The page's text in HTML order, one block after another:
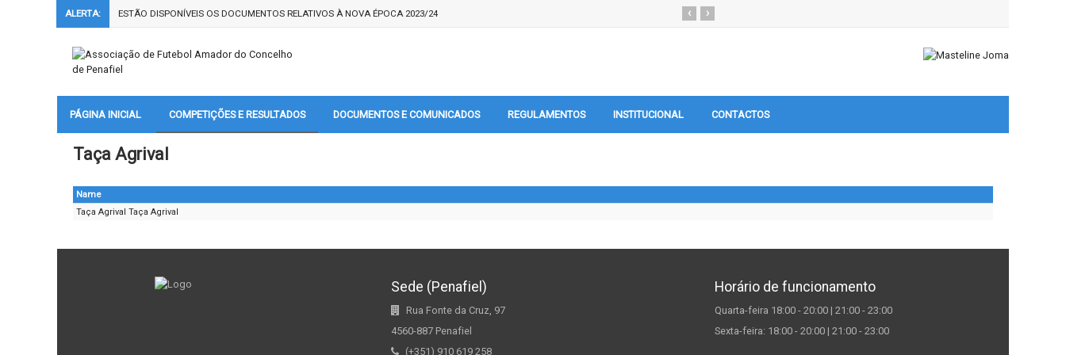
ALERTA: ESTÃO DISPONÍVEIS OS DOCUMENTOS RELATIVOS À NOVA ÉPOCA 2023/24 ›
‹
PÁGINA INICIAL COMPETIÇÕES E RESULTADOS DOCUMENTOS E COMUNICADOS REGULAMENTOS INSTITUCIONAL CONTACTOS
Taça Agrival
Name
Taça Agrival Taça Agrival
Sede (Penafiel)
Rua Fonte da Cruz, 97
4560-887 Penafiel
(+351) 910 619 258
Horário de funcionamento
Quarta-feira 18:00 - 20:00 | 21:00 - 23:00
Sexta-feira: 18:00 - 20:00 | 21:00 - 23:00